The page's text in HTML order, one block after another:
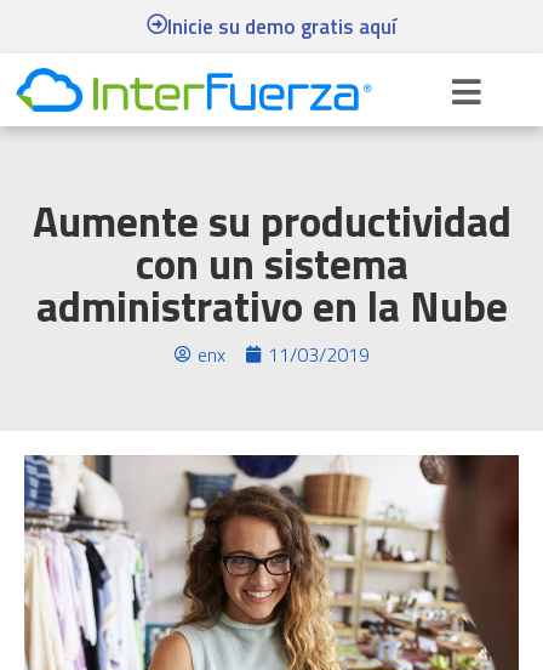
Inicie su demo gratis aquí
Aumente su productividad
con un sistema
administrativo en la Nube
enx 11/03/2019